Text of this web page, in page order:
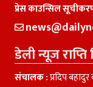
प्रेस काउन्सिल
डेली न्यूज राप्ति
संचालक :प्रदिप